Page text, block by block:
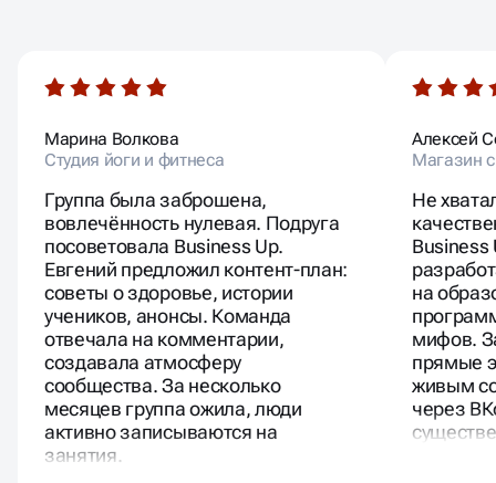
Марина Волкова
Студия йоги и фитнеса
Группа была заброшена,
вовлечённость нулевая. Подруга
посоветовала Business Up.
Евгений предложил контент-план:
советы о здоровье, истории
учеников, анонсы. Команда
отвечала на комментарии,
создавала атмосферу
сообщества. За несколько
месяцев группа ожила, люди
активно записываются на
занятия.
Алексей
Магазин
Не
Business
на
мифов.
прямые
живым
через